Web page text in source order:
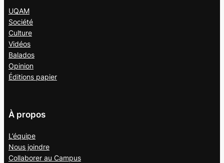
UQAM
Société
Culture
Vidéos
Balados
Opinion
Éditions papier
À propos
L’équipe
Nous joindre
Collaborer au Campus